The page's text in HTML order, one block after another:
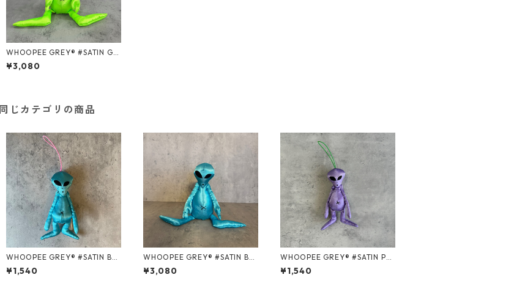
WHOOPEE GREY® #SATIN GR
EEN/Mサイズ
¥3,080
同じカテゴリの商品
WHOOPEE GREY® #SATIN BL
UE/Sサイズ
¥1,540
WHOOPEE GREY® #SATIN BL
UE/Mサイズ
¥3,080
WHOOPEE GREY® #SATIN PU
RPLE/Sサイズ
¥1,540